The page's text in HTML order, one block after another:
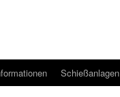
Schießanlagen